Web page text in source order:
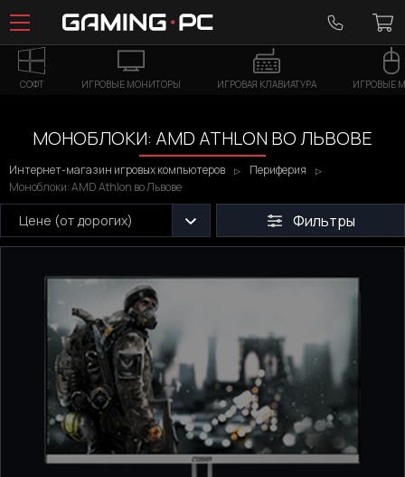
СОФТ ИГРОВЫЕ МОНИТОРЫ ИГРОВАЯ КЛАВИАТУРА ИГРОВЫЕ
МОНОБЛОКИ: AMD ATHLON ВО ЛЬВОВЕ
Интернет-магазин игровых компьютеров
Периферия
Моноблоки: AMD Athlon во Львове
Цене (от дорогих) Фильтры